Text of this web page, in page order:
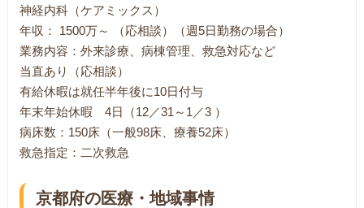
神経内科（ケアミックス）
年収： 1500万～ （応相談）（週5日勤務の場合）
業務内容：外来診療、病棟管理、救急対応など
当直あり（応相談）
有給休暇は就任半年後に10日付与
年末年始休暇 4日（12／31～1／3 ）
病床数：150床（一般98床、療養52床）
救急指定：二次救急
京都府の医療・地域事情